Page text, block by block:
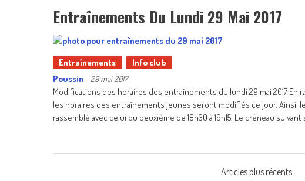
Entraînements Du Lundi 29 Mai 2017
Entraînements
Info club
Poussin - 29 mai 2017
Modifications des horaires des entraînements du lundi 29 mai 2017
les horaires des entraînements jeunes seront modifiés ce jour. Ainsi,
rassemblé avec celui du deuxième de 18h30 à 19h15. Le créneau
Articles plus récents